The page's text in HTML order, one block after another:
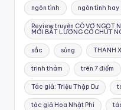
ngôn tình ngôn tình hay
Review truyện CÔ VỢ NGỌT
MỚI BẤT LƯƠNG CÓ CHÚT
sắc sủng THANH
trinh thám trên 7 điểm
Tác giả: Triệu Thập Dư
tác giả Hoa Nhật Phi